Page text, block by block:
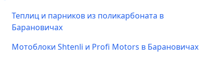
Теплиц и парников из поликарбоната в
Барановичах
Мотоблоки Shtenli и Profi Motors в Барановичах